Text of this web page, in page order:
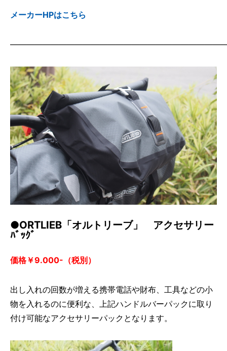
メーカーHPはこちら
●ORTLIEB「オルトリーブ」 アクセサリー
ﾊﾞｯｸﾞ
価格￥9.000-（税別）
出し入れの回数が増える携帯電話や財布、工具などの小
物を入れるのに便利な、上記ハンドルバーパックに取り
付け可能なアクセサリーパックとなります。